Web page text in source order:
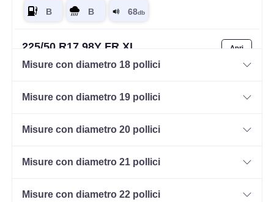
225/50 R17 98Y FR XL
Disponibile
Disponibile
215/40 R17 83Y FR
Misure con diametro 18 pollici
Misure con diametro 19 pollici
Misure con diametro 20 pollici
Misure con diametro 21 pollici
Misure con diametro 22 pollici